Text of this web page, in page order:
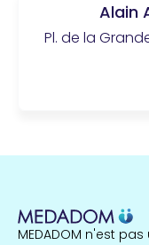
Alain
Pl. de la
MEDADOM n'est